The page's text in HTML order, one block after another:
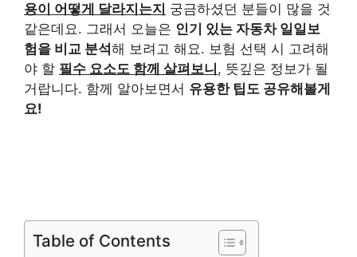
용이 어떻게 달라지는지 궁금하셨던 분들이 많을 것
같은데요. 그래서 오늘은 인기 있는 자동차 일일보
험을 비교 분석해 보려고 해요. 보험 선택 시 고려해
야 할 필수 요소도 함께 살펴보니 , 뜻깊은 정보가 될
거랍니다. 함께 알아보면서 유용한 팁도 공유해볼게
요!
Table of Contents